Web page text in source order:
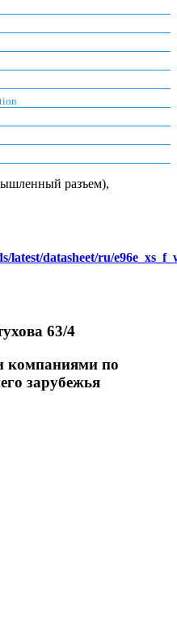
разъем),
latest/datasheet/ru/
63/4
компаниями по
зарубежья